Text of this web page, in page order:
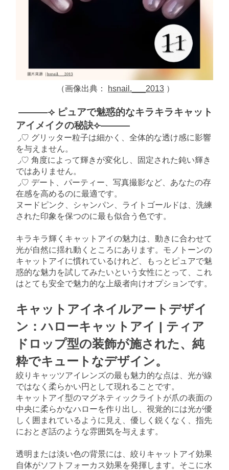
（画像出典： hsnail.___2013 ）
———⟢ ピュアで魅惑的なキラキラキャット
アイメイクの秘訣⟣———
◞♡ グリッター粒子は細かく、全体的な透け感に影響
を与えません。
◞♡ 角度によって輝きが変化し、固定された鈍い輝き
ではありません。
◞♡ デート、パーティー、写真撮影など、あなたの存
在感を高めるのに最適です。
ヌードピンク、シャンパン、ライトゴールドは、洗練
された印象を保つのに最も似合う色です。
キラキラ輝くキャットアイの魅力は、動きに合わせて
光が自然に揺れ動くところにあります。モノトーンの
キャットアイに慣れているけれど、もっとピュアで魅
惑的な魅力を試してみたいという女性にとって、これ
はとても安全で魅力的な上級者向けオプションです。
キャットアイネイルアートデザイ
ン：ハローキャットアイ | ティア
ドロップ型の装飾が施された、純
粋でキュートなデザイン。
絞りキャッツアイレンズの最も魅力的な点は、光が線
ではなく柔らかい円として現れることです。
キャットアイ型のマグネティックライトが爪の表面の
中央に柔らかなハローを作り出し、視覚的には光が優
しく囲まれているように見え、優しく鋭くなく、指先
におとぎ話のような雰囲気を与えます。
透明または淡い色の背景には、絞りキャットアイ効果
自体がソフトフォーカス効果を発揮します。そこに水